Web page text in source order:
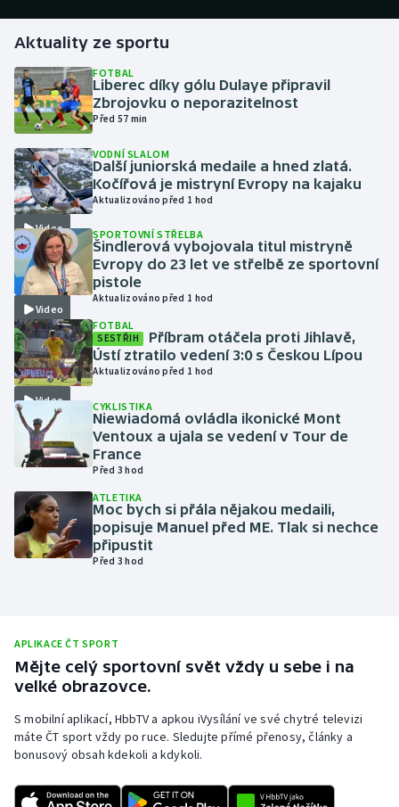
Golf
Gymnastika
Házená
Jezdectví
Judo
Krasobruslení
Lezení
Lyže a snowboard
Moderní pětiboj
Motorsport
Olympijské hry
Parasport
Plavání
Rychlobruslení
Short track
Sportovní střelba
Aktuality ze sportu
FOTBAL
Liberec díky gólu Dulaye připravil
Zbrojovku o neporazitelnost
Před 57 min
Video
VODNÍ SLALOM
Další juniorská medaile a hned zlatá.
Kočířová je mistryní Evropy na kajaku
Aktualizováno před 1 hod
Video
SPORTOVNÍ STŘELBA
Šindlerová vybojovala titul mistryně
Evropy do 23 let ve střelbě ze sportovní
pistole
Aktualizováno před 1 hod
Video
FOTBAL
SESTŘIH
Příbram otáčela proti Jihlavě,
Ústí ztratilo vedení 3:0 s Českou Lípou
Aktualizováno před 1 hod
CYKLISTIKA
Niewiadomá ovládla ikonické Mont
Ventoux a ujala se vedení v Tour de
France
Před 3 hod
ATLETIKA
Moc bych si přála nějakou medaili,
popisuje Manuel před ME. Tlak si nechce
připustit
Před 3 hod
APLIKACE ČT SPORT
Mějte celý sportovní svět vždy u sebe i na
velké obrazovce.
S mobilní aplikací, HbbTV a apkou iVysílání ve své chytré televizi
máte ČT sport vždy po ruce. Sledujte přímé přenosy, články a
bonusový obsah kdekoli a kdykoli.